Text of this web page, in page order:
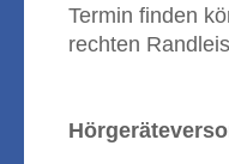
Termin finden
rechten